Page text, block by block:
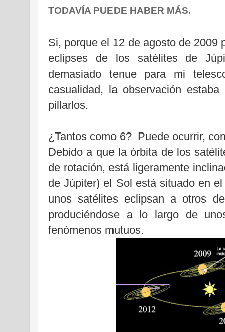
TODAVÍA PUEDE HABER MÁS.
Si, porque el 12 de agosto de 2009
eclipses de los satélites de
demasiado tenue para mi
casualidad, la observación
pillarlos.
¿Tantos como 6? Puede ocurrir,
Debido a que la órbita de los
de rotación, está ligeramente
de Júpiter) el Sol está situado en
unos satélites eclipsan a otros
produciéndose a lo largo de
fenómenos mutuos.